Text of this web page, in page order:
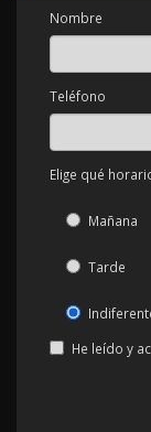
Nombre
Teléfono
Elige qué
Mañana
Tarde
He leído y